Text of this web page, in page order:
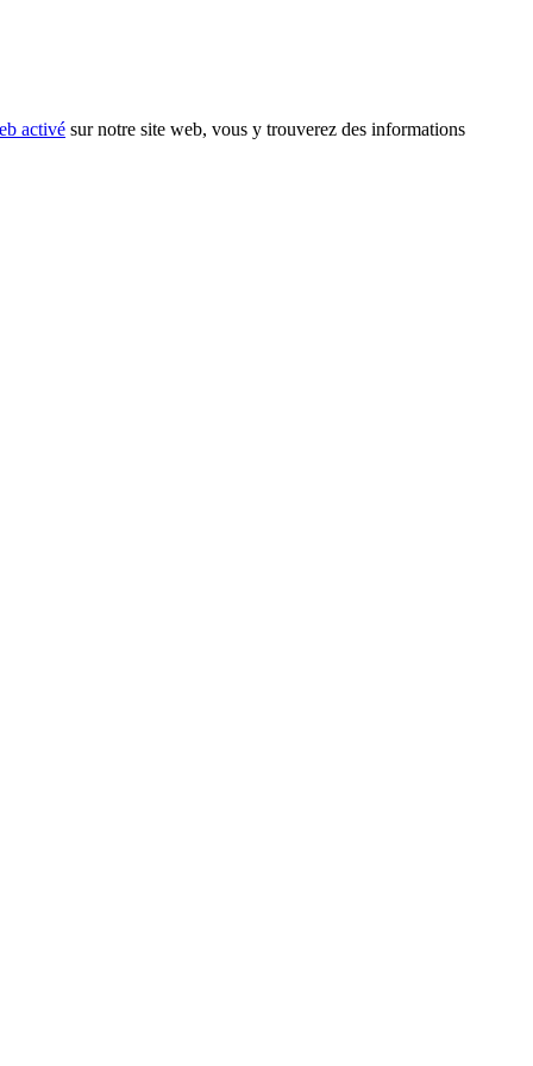
activé sur notre site web, vous y trouverez des informations